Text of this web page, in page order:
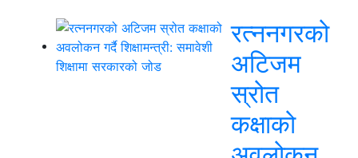
रत्ननगरको
अटिजम
स्रोत
कक्षाको